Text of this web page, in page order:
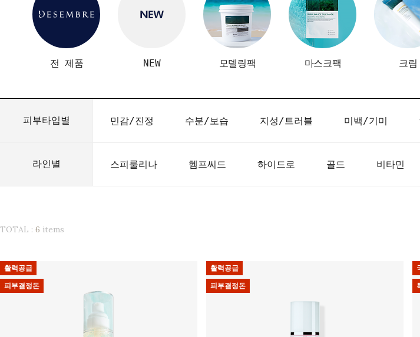
전 제품 NEW 모델링팩 마스크팩 크림
피부타입별 민감/진정 수분/보습 지성/트러블 미백/기미
라인별 스피룰리나 헴프씨드 하이드로 골드 비타민
TOTAL : 6 items
활력공급
피부결정돈
활력공급
피부결정돈